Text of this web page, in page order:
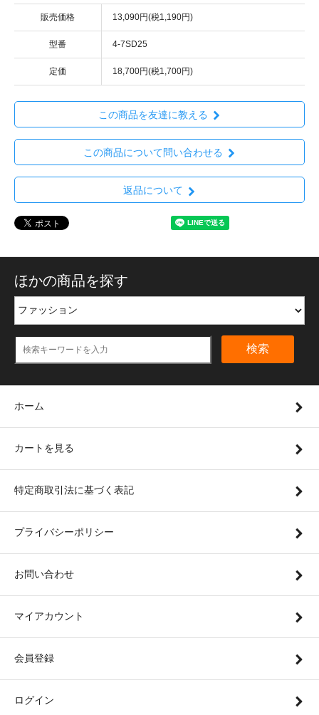
販売価格 13,090円(税1,190円)
型番 4-7SD25
定価 18,700円(税1,700円)
この商品を友達に教える
この商品について問い合わせる
返品について
ほかの商品を探す
検索
ホーム
カートを見る
特定商取引法に基づく表記
プライバシーポリシー
お問い合わせ
マイアカウント
会員登録
ログイン